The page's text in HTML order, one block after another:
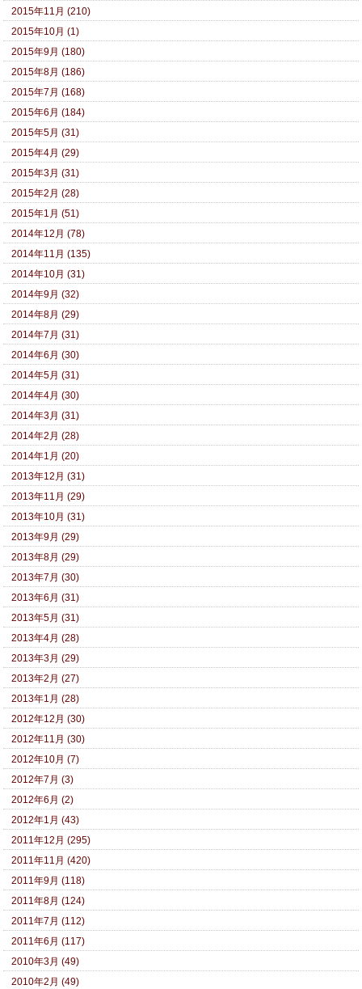
2015年11月 (210)
2015年10月 (1)
2015年9月 (180)
2015年8月 (186)
2015年7月 (168)
2015年6月 (184)
2015年5月 (31)
2015年4月 (29)
2015年3月 (31)
2015年2月 (28)
2015年1月 (51)
2014年12月 (78)
2014年11月 (135)
2014年10月 (31)
2014年9月 (32)
2014年8月 (29)
2014年7月 (31)
2014年6月 (30)
2014年5月 (31)
2014年4月 (30)
2014年3月 (31)
2014年2月 (28)
2014年1月 (20)
2013年12月 (31)
2013年11月 (29)
2013年10月 (31)
2013年9月 (29)
2013年8月 (29)
2013年7月 (30)
2013年6月 (31)
2013年5月 (31)
2013年4月 (28)
2013年3月 (29)
2013年2月 (27)
2013年1月 (28)
2012年12月 (30)
2012年11月 (30)
2012年10月 (7)
2012年7月 (3)
2012年6月 (2)
2012年1月 (43)
2011年12月 (295)
2011年11月 (420)
2011年9月 (118)
2011年8月 (124)
2011年7月 (112)
2011年6月 (117)
2010年3月 (49)
2010年2月 (49)